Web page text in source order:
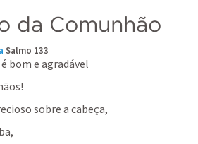
da Comunhão
Salmo 133
é bom e agradável
sobre a cabeça,